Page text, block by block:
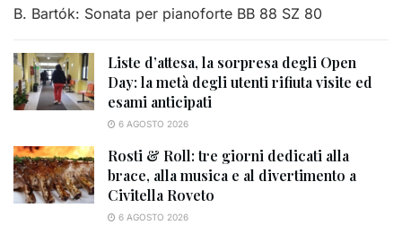
B. Bartók: Sonata per pianoforte BB 88 SZ 80
Liste d’attesa, la sorpresa degli Open
Day: la metà degli utenti rifiuta visite ed
esami anticipati
6 AGOSTO 2026
Rosti & Roll: tre giorni dedicati alla
brace, alla musica e al divertimento a
Civitella Roveto
6 AGOSTO 2026